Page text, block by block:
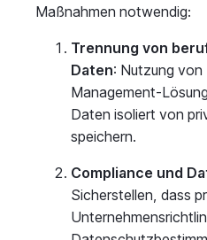
Maßnahmen notwendig:
Trennung von
Daten: Nutzung
Management-
Daten isoliert von
speichern.
Compliance und
Sicherstellen, dass